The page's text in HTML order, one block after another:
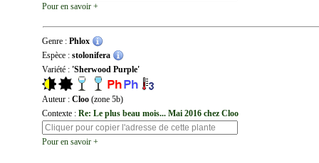
Pour en savoir +
Genre : Phlox
Espèce : stolonifera
Variété : 'Sherwood Purple'
Auteur : Cloo (zone 5b)
Contexte : Re: Le plus beau mois... Mai 2016 chez Cloo
Pour en savoir +